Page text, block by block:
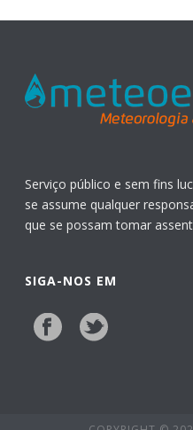
Serviço público e sem fins
se assume qualquer
que se possam tomar
SIGA-NOS EM